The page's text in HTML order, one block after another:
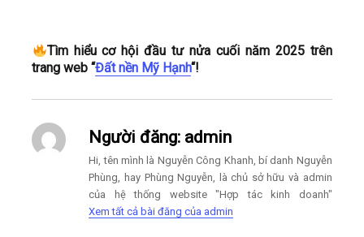
Tìm hiểu cơ hội đầu tư nửa cuối năm 2025 trên
trang web “Đất nền Mỹ Hạnh“!
Người đăng: admin
Hi, tên mình là Nguyễn Công Khanh, bí danh Nguyễn
Phùng, hay Phùng Nguyễn, là chủ sở hữu và admin
của hệ thống website "Hợp tác kinh doanh"
Xem tất cả bài đăng của admin